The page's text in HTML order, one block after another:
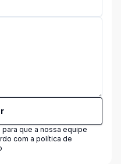
que a nossa equipe
com a política de